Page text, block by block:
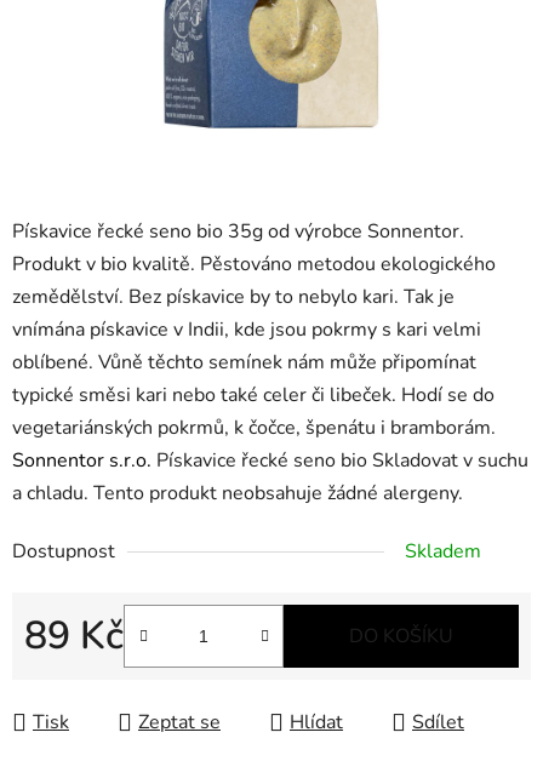
Pískavice řecké seno bio 35g od výrobce Sonnentor.
Produkt v bio kvalitě. Pěstováno metodou ekologického
zemědělství. Bez pískavice by to nebylo kari. Tak je
vnímána pískavice v Indii, kde jsou pokrmy s kari velmi
oblíbené. Vůně těchto semínek nám může připomínat
typické směsi kari nebo také celer či libeček. Hodí se do
vegetariánských pokrmů, k čočce, špenátu i bramborám.
Sonnentor s.r.o. Pískavice řecké seno bio Skladovat v suchu
a chladu. Tento produkt neobsahuje žádné alergeny.
Dostupnost Skladem
89 Kč
Měrná cena:
DO KOŠÍKU
Tisk Zeptat se Hlídat Sdílet